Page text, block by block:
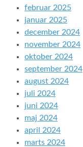
februar 2025
januar 2025
december 2024
november 2024
oktober 2024
september 2024
august 2024
juli 2024
juni 2024
maj 2024
april 2024
marts 2024